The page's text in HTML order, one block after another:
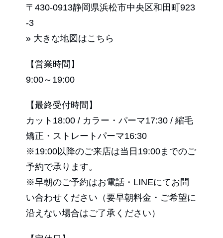
〒430-0913静岡県浜松市中央区和田町923
-3
» 大きな地図はこちら
【営業時間】
9:00～19:00
【最終受付時間】
カット18:00 / カラー・パーマ17:30 / 縮毛
矯正・ストレートパーマ16:30
※19:00以降のご来店は当日19:00までのご
予約で承ります。
※早朝のご予約はお電話・LINEにてお問
い合わせください（要早朝料金・ご希望に
沿えない場合はご了承ください）